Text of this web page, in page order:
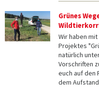
Grünes
Wir haben
Projektes
natürlich
Vorschriften
euch auf den
dem